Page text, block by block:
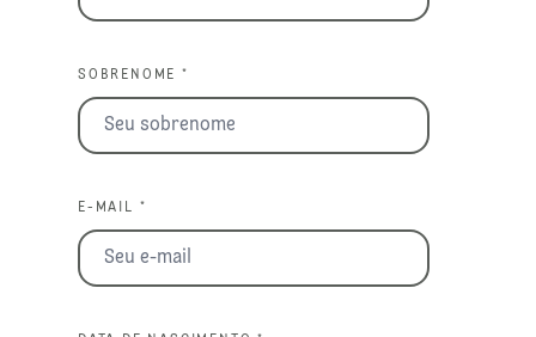
SOBRENOME *
E-MAIL *